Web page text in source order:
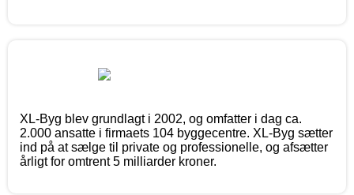
XL-Byg blev grundlagt i 2002, og omfatter i dag ca.
2.000 ansatte i firmaets 104 byggecentre. XL-Byg sætter
ind på at sælge til private og professionelle, og afsætter
årligt for omtrent 5 milliarder kroner.